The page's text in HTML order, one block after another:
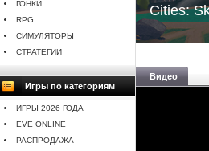
ГОНКИ
RPG
СИМУЛЯТОРЫ
СТРАТЕГИИ
Игры по категориям
ИГРЫ 2026 ГОДА
EVE ONLINE
РАСПРОДАЖА
Cities:
Видео